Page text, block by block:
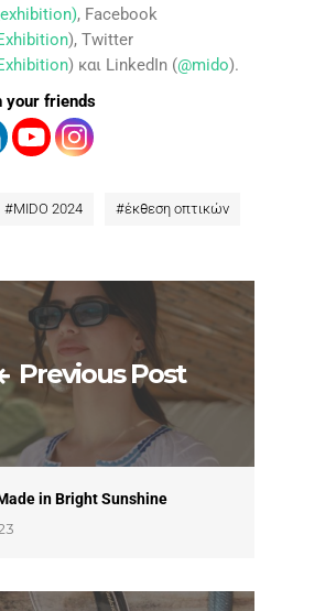
, Facebook
), Twitter
) και LinkedIn (@mido).
your friends
#MIDO 2024 #έκθεση οπτικών
Previous Post
in Bright Sunshine